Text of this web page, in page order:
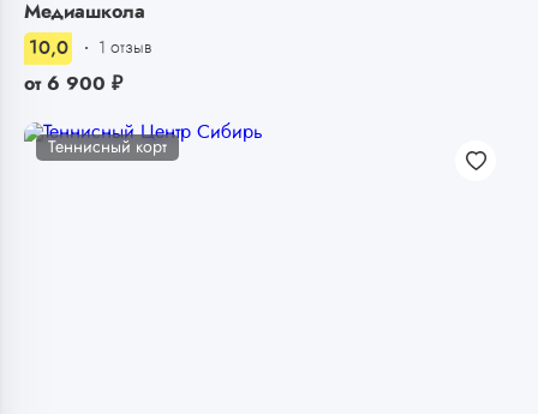
Медиашкола
10,0
1 отзыв
от 6 900 ₽
Теннисный корт